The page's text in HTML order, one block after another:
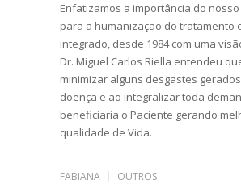
Enfatizamos a importância do
para a humanização do tratamento
integrado, desde 1984 com uma
Dr. Miguel Carlos Riella entendeu
minimizar alguns desgastes
doença e ao integralizar toda
beneficiaria o Paciente gerando
qualidade de Vida.
FABIANA OUTROS